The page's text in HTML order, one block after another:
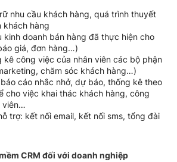
nhu cầu khách hàng, quá trình thuyết
khách hàng
kinh doanh bán hàng đã thực hiện cho
giá, đơn hàng…)
kê công việc của nhân viên các bộ phận
chăm sóc khách hàng…)
cáo nhắc nhở, dự báo, thống kê theo
cho việc khai thác khách hàng, công
viên…
trợ: kết nối email, kết nối sms, tổng đài
CRM đối với doanh nghiệp